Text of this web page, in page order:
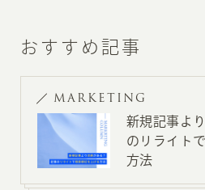
おすすめ記事
MARKETING
新規記事よ
のリライト
方法